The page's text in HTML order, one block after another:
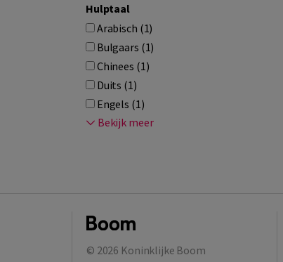
Hulptaal
Arabisch (1)
Bulgaars (1)
Chinees (1)
Duits (1)
Engels (1)
Bekijk meer
© 2026 Koninklijke Boom